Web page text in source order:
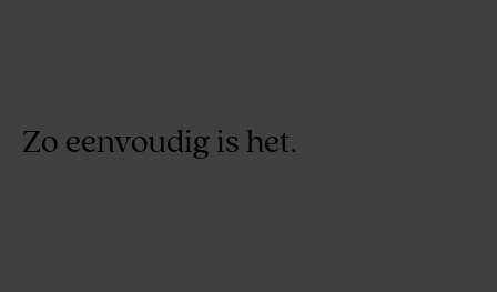
Zo eenvoudig is het.